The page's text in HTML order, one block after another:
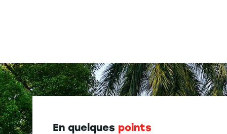
En quelques points